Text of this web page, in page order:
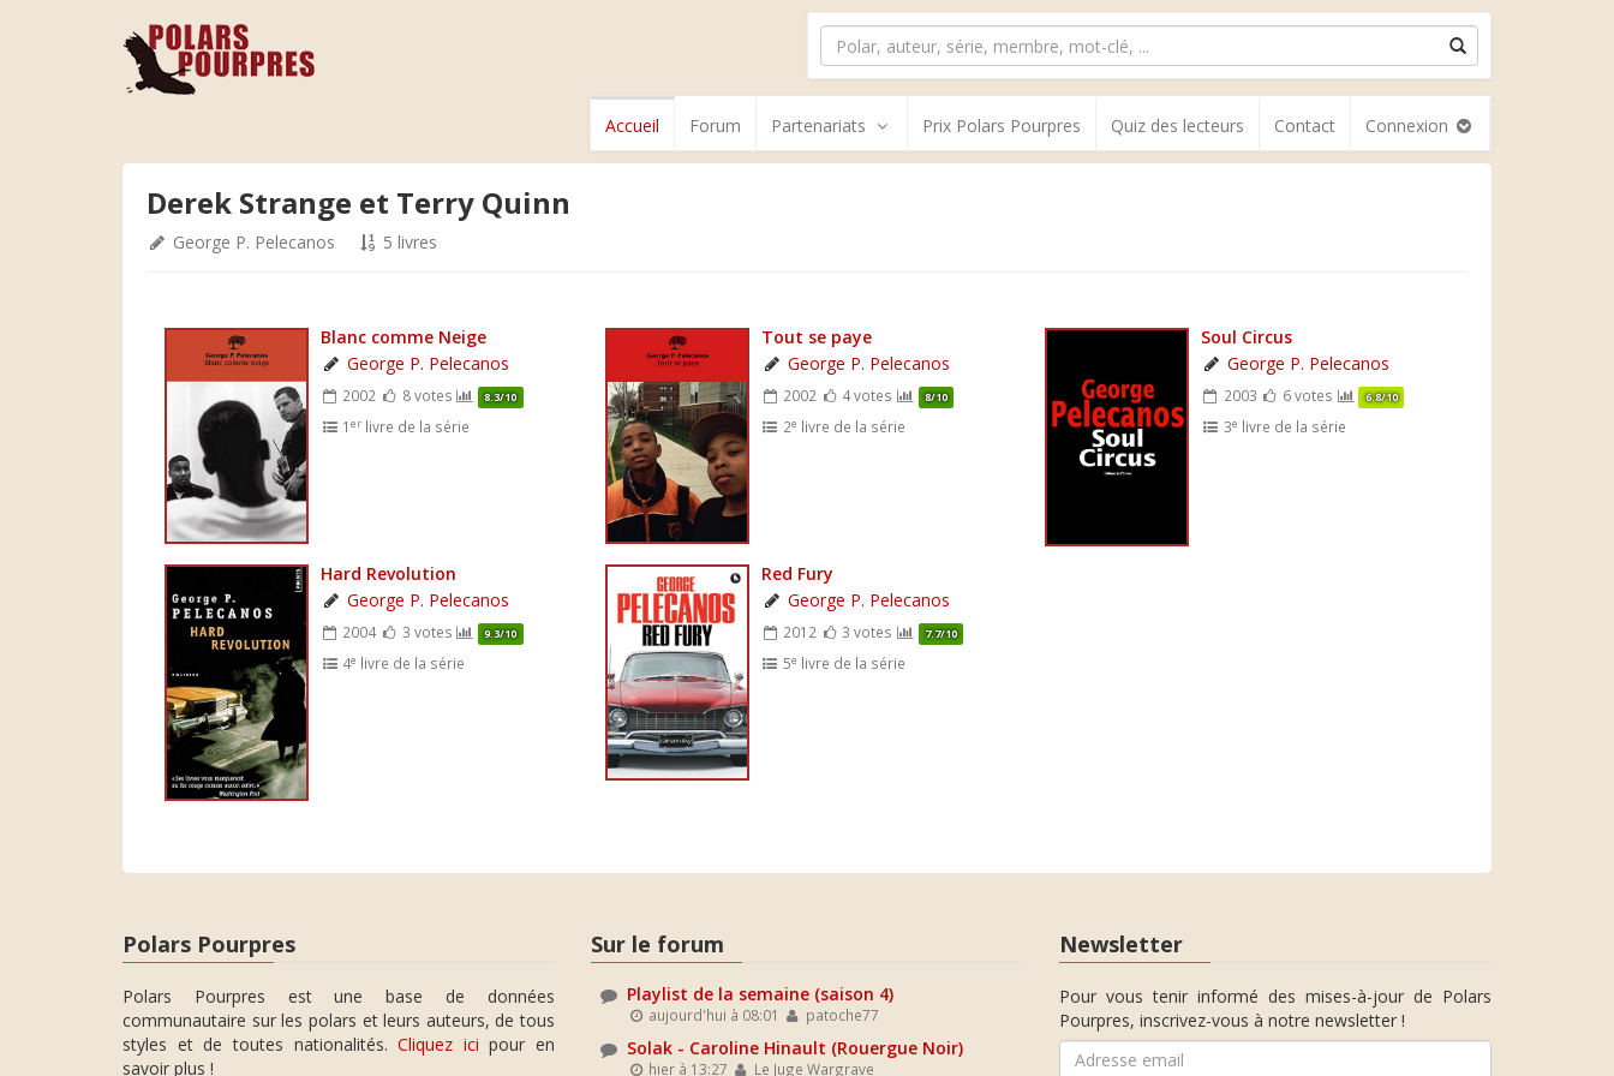
Accueil Forum Partenariats Prix Polars Pourpres Quiz des lecteurs Contact Connexion
Derek Strange et Terry Quinn
George P. Pelecanos 5 livres
Blanc comme Neige
George P. Pelecanos
2002 8 votes 8.3/10
1er livre de la série
Tout se paye
George P. Pelecanos
2002 4 votes 8/10
2e livre de la série
Soul Circus
George P. Pelecanos
2003 6 votes 6.8/10
3e livre de la série
Hard Revolution
George P. Pelecanos
2004 3 votes 9.3/10
4e livre de la série
Red Fury
George P. Pelecanos
2012 3 votes 7.7/10
5e livre de la série
Polars Pourpres
Polars Pourpres est une base de données
communautaire sur les polars et leurs auteurs, de tous
styles et de toutes nationalités.Cliquez ici pour en
savoir plus !
Sur le forum
Playlist de la semaine (saison 4)
aujourd'hui à 08:01 patoche77
Solak - Caroline Hinault (Rouergue Noir)
hier à 13:27 Le Juge Wargrave
Newsletter
Pour vous tenir informé des mises-à-jour de Polars
Pourpres, inscrivez-vous à notre newsletter !